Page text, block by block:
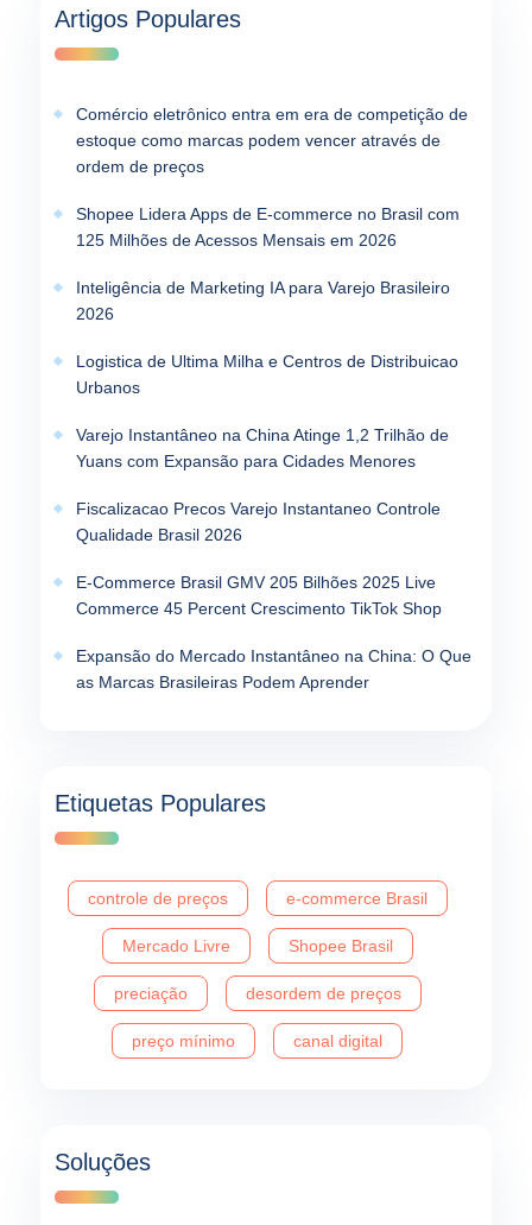
Artigos Populares
Comércio eletrônico entra em era de competição de
estoque como marcas podem vencer através de
ordem de preços
Shopee Lidera Apps de E-commerce no Brasil com
125 Milhões de Acessos Mensais em 2026
Inteligência de Marketing IA para Varejo Brasileiro
2026
Logistica de Ultima Milha e Centros de Distribuicao
Urbanos
Varejo Instantâneo na China Atinge 1,2 Trilhão de
Yuans com Expansão para Cidades Menores
Fiscalizacao Precos Varejo Instantaneo Controle
Qualidade Brasil 2026
E-Commerce Brasil GMV 205 Bilhões 2025 Live
Commerce 45 Percent Crescimento TikTok Shop
Expansão do Mercado Instantâneo na China: O Que
as Marcas Brasileiras Podem Aprender
Etiquetas Populares
controle de preços e-commerce Brasil
Mercado Livre Shopee Brasil
preciação desordem de preços
preço mínimo canal digital
Soluções